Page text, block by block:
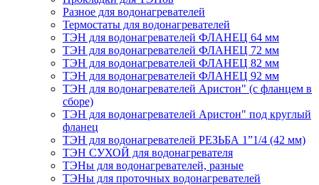
Разное для водонагревателей
Термостаты для водонагревателей
ТЭН для водонагревателей ФЛАНЕЦ 64 мм
ТЭН для водонагревателей ФЛАНЕЦ 72 мм
ТЭН для водонагревателей ФЛАНЕЦ 82 мм
ТЭН для водонагревателей ФЛАНЕЦ 92 мм
ТЭН для водонагревателей Аристон" (с фланцем в
сборе)
ТЭН для водонагревателей Аристон" под круглый
фланец
ТЭН для водонагревателей РЕЗЬБА 1”1/4 (42 мм)
ТЭН СУХОЙ для водонагревателя
ТЭНы для водонагревателей, разные
ТЭНы для проточных водонагревателей